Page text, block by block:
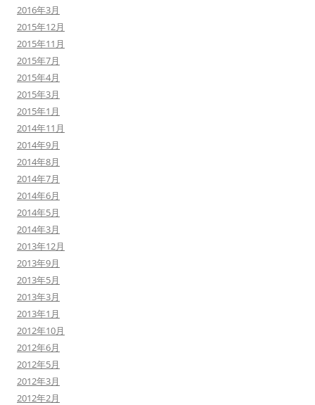
2016年3月
2015年12月
2015年11月
2015年7月
2015年4月
2015年3月
2015年1月
2014年11月
2014年9月
2014年8月
2014年7月
2014年6月
2014年5月
2014年3月
2013年12月
2013年9月
2013年5月
2013年3月
2013年1月
2012年10月
2012年6月
2012年5月
2012年3月
2012年2月